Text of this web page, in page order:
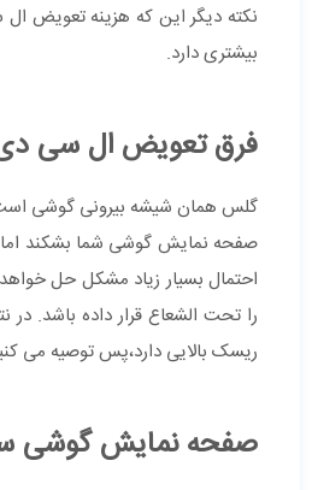
نکته دیگر این که هزینه تعویض
بیشتری دارد.
فرق تعویض ال سی
گلس همان شیشه بیرونی گوشی است
صفحه نمایش گوشی شما بشکند
احتمال بسیار زیاد مشکل حل
را تحت الشعاع قرار داده باشد.
ریسک بالایی دارد،پس توصیه می
صفحه نمایش گوشی